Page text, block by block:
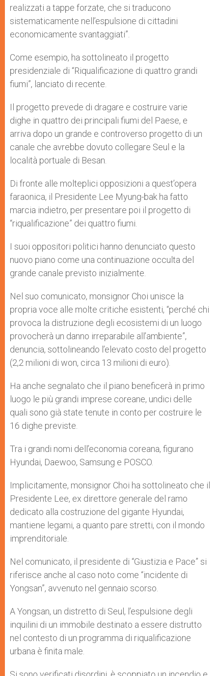
realizzati a tappe forzate, che si traducono
sistematicamente nell’espulsione di cittadini
economicamente svantaggiati”.
Come esempio, ha sottolineato il progetto
presidenziale di “Riqualificazione di quattro grandi
fiumi”, lanciato di recente.
Il progetto prevede di dragare e costruire varie
dighe in quattro dei principali fiumi del Paese, e
arriva dopo un grande e controverso progetto di un
canale che avrebbe dovuto collegare Seul e la
località portuale di Besan.
Di fronte alle molteplici opposizioni a quest’opera
faraonica, il Presidente Lee Myung-bak ha fatto
marcia indietro, per presentare poi il progetto di
“riqualificazione” dei quattro fiumi.
I suoi oppositori politici hanno denunciato questo
nuovo piano come una continuazione occulta del
grande canale previsto inizialmente.
Nel suo comunicato, monsignor Choi unisce la
propria voce alle molte critiche esistenti, “perché chi
provoca la distruzione degli ecosistemi di un luogo
provocherà un danno irreparabile all’ambiente”,
denuncia, sottolineando l’elevato costo del progetto
(2,2 milioni di won, circa 13 milioni di euro).
Ha anche segnalato che il piano beneficerà in primo
luogo le più grandi imprese coreane, undici delle
quali sono già state tenute in conto per costruire le
16 dighe previste.
Tra i grandi nomi dell’economia coreana, figurano
Hyundai, Daewoo, Samsung e POSCO.
Implicitamente, monsignor Choi ha sottolineato che il
Presidente Lee, ex direttore generale del ramo
dedicato alla costruzione del gigante Hyundai,
mantiene legami, a quanto pare stretti, con il mondo
imprenditoriale.
Nel comunicato, il presidente di “Giustizia e Pace” si
riferisce anche al caso noto come “incidente di
Yongsan”, avvenuto nel gennaio scorso.
A Yongsan, un distretto di Seul, l’espulsione degli
inquilini di un immobile destinato a essere distrutto
nel contesto di un programma di riqualificazione
urbana è finita male.